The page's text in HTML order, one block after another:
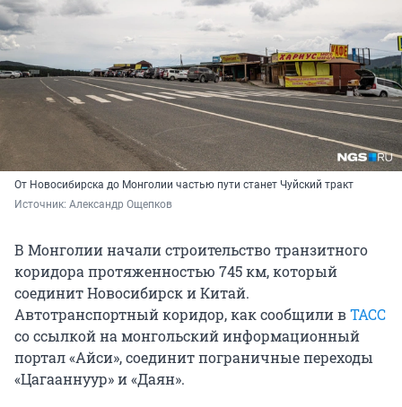
От Новосибирска до Монголии частью пути станет Чуйский тракт
Источник: Александр Ощепков
В Монголии начали строительство транзитного
коридора протяженностью 745 км, который
соединит Новосибирск и Китай.
Автотранспортный коридор, как сообщили вТАСС
со ссылкой на монгольский информационный
портал «Айси», соединит пограничные переходы
«Цагааннуур» и «Даян».